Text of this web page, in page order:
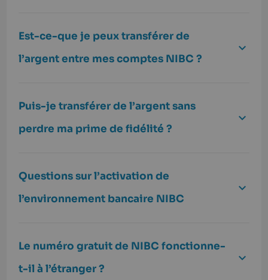
Est-ce-que je peux transférer de
l’argent entre mes comptes NIBC ?
Puis-je transférer de l’argent sans
perdre ma prime de fidélité ?
Questions sur l’activation de
l’environnement bancaire NIBC
Le numéro gratuit de NIBC fonctionne-
t-il à l’étranger ?